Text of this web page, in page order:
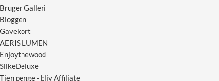
Bruger Galleri
Bloggen
Gavekort
AERIS LUMEN
Enjoythewood
SilkeDeluxe
Tjen penge - bliv Affiliate